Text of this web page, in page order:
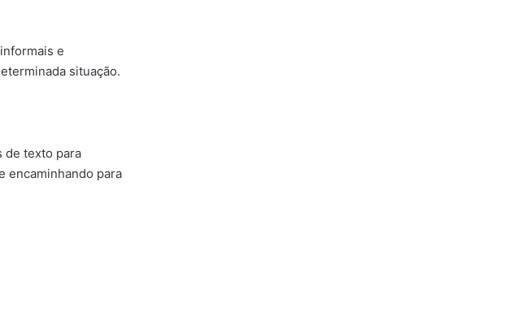
e
situação.
de texto para
encaminhando para